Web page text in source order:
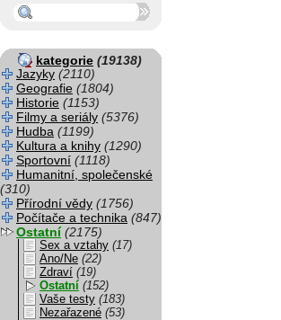
kategorie (19138)
Jazyky (2110)
Geografie (1804)
Historie (1153)
Filmy a seriály (5376)
Hudba (1199)
Kultura a knihy (1290)
Sportovní (1118)
Humanitní, společenské
(310)
Přírodní vědy (1756)
Počítače a technika (847)
Ostatní (2175)
Sex a vztahy (17)
Ano/Ne (22)
Zdraví (19)
Ostatní (152)
Vaše testy (183)
Nezařazené (53)